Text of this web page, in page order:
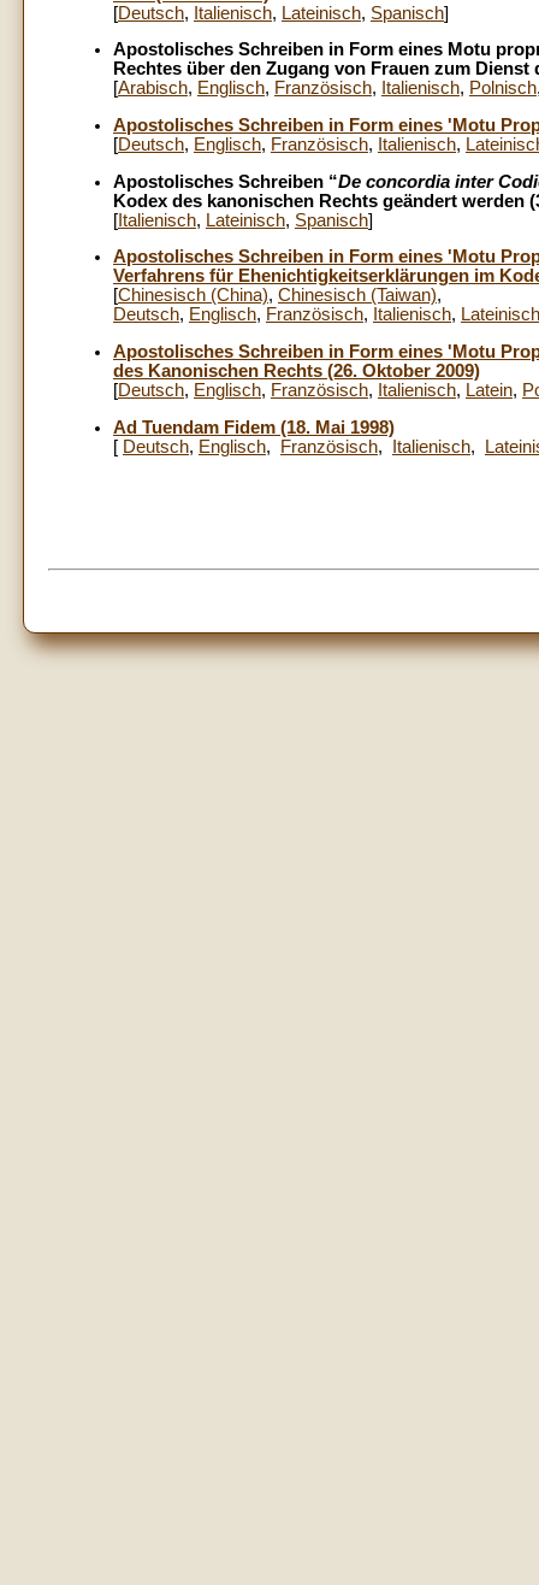
[Deutsch, Italienisch, Lateinisch, Spanisch]
Apostolisches Schreiben in Form eines Motu
Rechtes über den Zugang von Frauen zum
[Arabisch, Englisch, Französisch, Italienisch, Polnisch
Apostolisches Schreiben in Form eines 'Motu
[Deutsch, Englisch, Französisch, Italienisch,
Apostolisches Schreiben “De concordia inter
Kodex des kanonischen Rechts geändert werden
[ Italienisch, Lateinisch, Spanisch]
Apostolisches Schreiben in Form eines 'Motu
Verfahrens für Ehenichtigkeitserklärungen im
[Chinesisch (China), Chinesisch (Taiwan),
Deutsch, Englisch, Französisch, Italienisch, Lateinisch
Apostolisches Schreiben in Form eines 'Motu
des Kanonischen Rechts (26. Oktober 2009)
[Deutsch, Englisch, Französisch, Italienisch, Latein,
Ad Tuendam Fidem (18. Mai 1998)
[ Deutsch, Englisch, Französisch, Italienisch,